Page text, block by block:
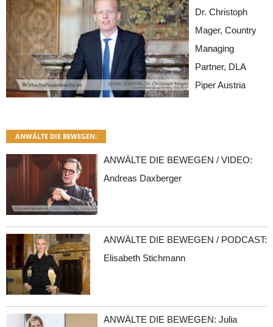
Dr. Christoph
Mager, Country
Managing
Partner, DLA
Piper Austria
ANWÄLTE DIE BEWEGEN:
ANWÄLTE DIE BEWEGEN / VIDEO:
Andreas Daxberger
ANWÄLTE DIE BEWEGEN / PODCAST:
Elisabeth Stichmann
ANWÄLTE DIE BEWEGEN: Julia